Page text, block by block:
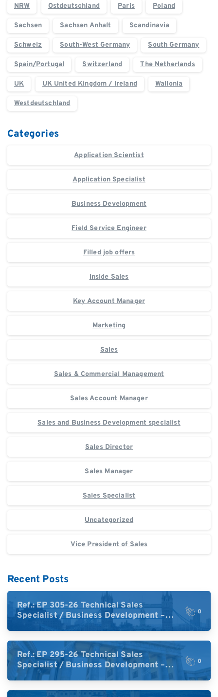
NRW Ostdeutschland Paris Poland
Sachsen Sachsen Anhalt Scandinavia
Schweiz South-West Germany South Germany
Spain/Portugal Switzerland The Netherlands
UK UK United Kingdom / Ireland Wallonia
Westdeutschland
Categories
Application Scientist
Application Specialist
Business Development
Field Service Engineer
Filled job offers
Inside Sales
Key Account Manager
Marketing
Sales
Sales & Commercial Management
Sales Account Manager
Sales and Business Development specialist
Sales Director
Sales Manager
Sales Specialist
Uncategorized
Vice President of Sales
Recent Posts
Ref.: EP 305-26 Technical Sales
Specialist / Business Development –
High-Plex Proteomics (UK)
0
Ref.: EP 295-26 Technical Sales
Specialist / Business Development –
High-Plex Proteomics (Central Europe /
0